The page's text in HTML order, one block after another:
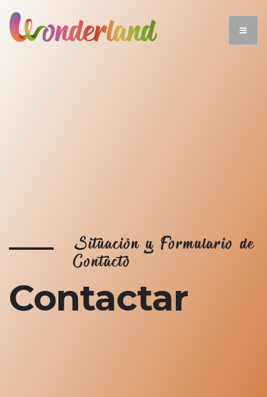
Situación y Formulario de
Contacto
Contactar